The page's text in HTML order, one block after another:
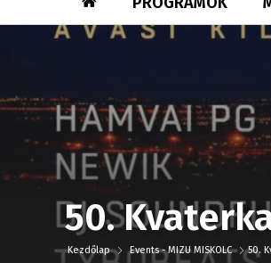
50.
Kezdőlap Events - MIZU MISKOLC 50.